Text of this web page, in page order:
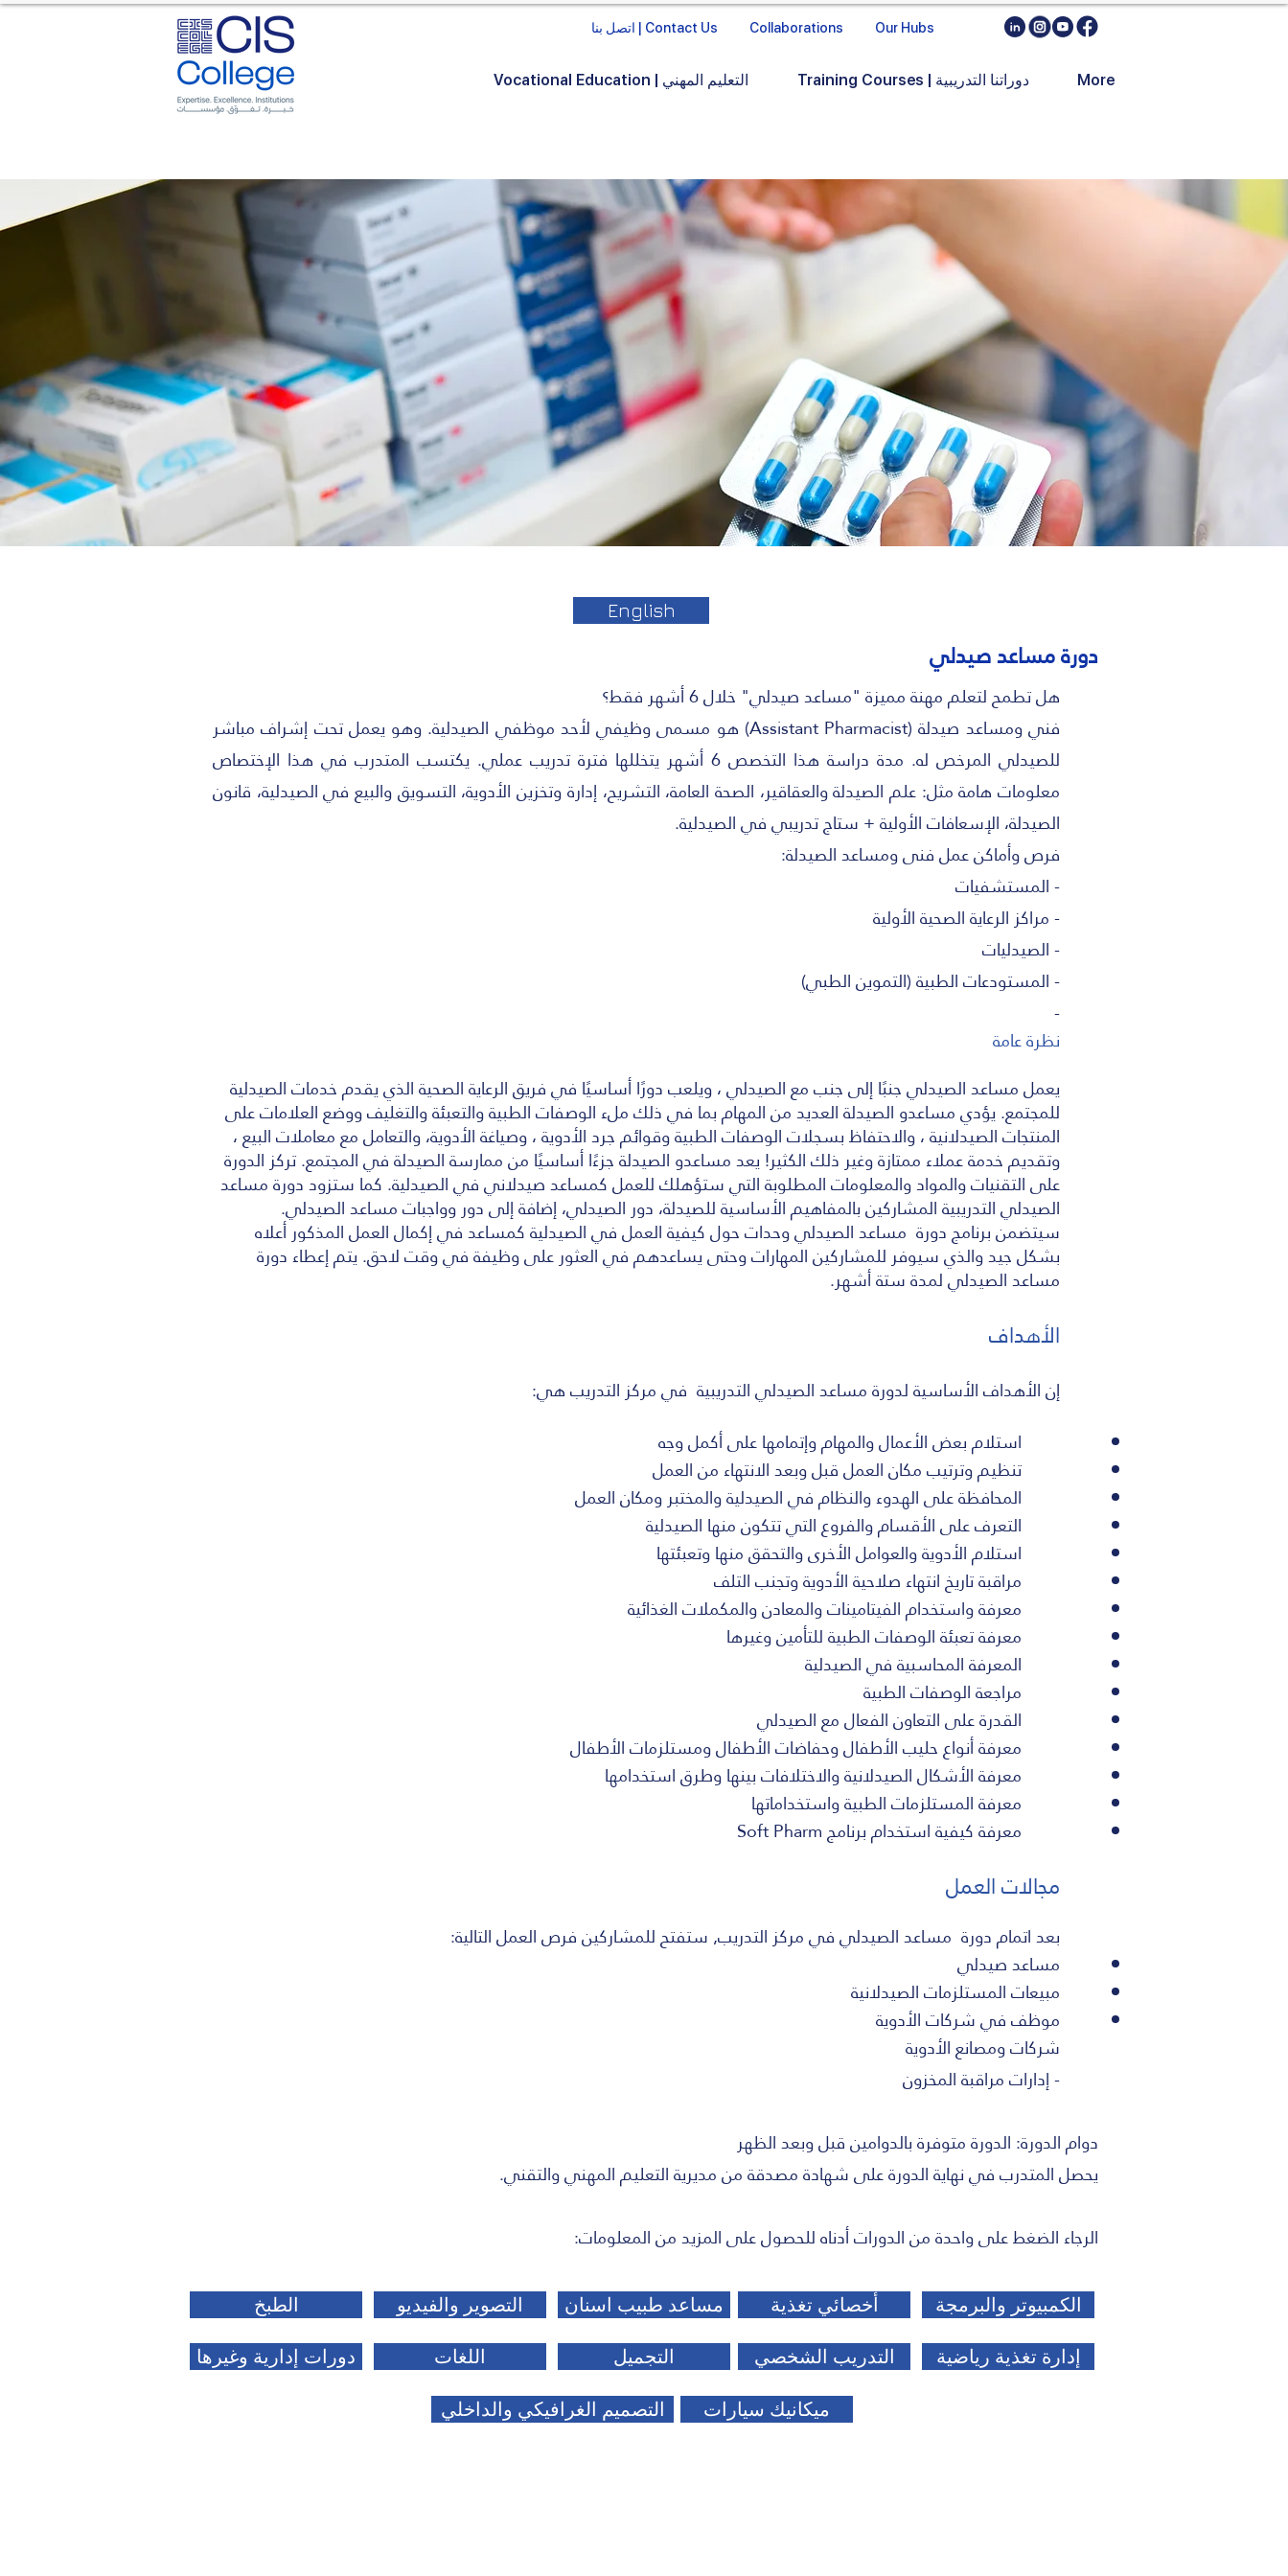
اتصل بنا | Contact Us Collaborations Our Hubs
Vocational Education | التعليم المهني Training Courses | دوراتنا التدريبية More
English
دورة مساعد صيدلي
هل تطمح لتعلم مهنة مميزة "مساعد صيدلي" خلال 6 أشهر فقط؟
فني ومساعد صيدلة (Assistant Pharmacist) هو مسمى وظيفي لأحد موظفي الصيدلية. وهو يعمل تحت إشراف مباشر
للصيدلي المرخص له. مدة دراسة هذا التخصص 6 أشهر يتخللها فترة تدريب عملي. يكتسب المتدرب في هذا الإختصاص
معلومات هامة مثل: علم الصيدلة والعقاقير، الصحة العامة، التشريح، إدارة وتخزين الأدوية، التسويق والبيع في الصيدلية، قانون
الصيدلة، الإسعافات الأولية + ستاج تدريبي في الصيدلية.
فرص وأماكن عمل فنى ومساعد الصيدلة:
- المستشفيات
- مراكز الرعاية الصحية الأولية
- الصيدليات
- المستودعات الطبية (التموين الطبي)
-
نظرة عامة
يعمل مساعد الصيدلي جنبًا إلى جنب مع الصيدلي ، ويلعب دورًا أساسيًا في فريق الرعاية الصحية الذي يقدم خدمات الصيدلية
للمجتمع. يؤدي مساعدو الصيدلة العديد من المهام بما في ذلك ملء الوصفات الطبية والتعبئة والتغليف ووضع العلامات على
المنتجات الصيدلانية ، والاحتفاظ بسجلات الوصفات الطبية وقوائم جرد الأدوية ، وصياغة الأدوية، والتعامل مع معاملات البيع ،
وتقديم خدمة عملاء ممتازة وغير ذلك الكثير! يعد مساعدو الصيدلة جزءًا أساسيًا من ممارسة الصيدلة في المجتمع. تركز الدورة
على التقنيات والمواد والمعلومات المطلوبة التي ستؤهلك للعمل كمساعد صيدلاني في الصيدلية. كما ستزود دورة مساعد
الصيدلي التدريبية المشاركين بالمفاهيم الأساسية للصيدلة، دور الصيدلي، إضافة إلى دور وواجبات مساعد الصيدلي.
سيتضمن برنامج دورة مساعد الصيدلي وحدات حول كيفية العمل في الصيدلية كمساعد في إكمال العمل المذكور أعلاه
بشكل جيد والذي سيوفر للمشاركين المهارات وحتى يساعدهم في العثور على وظيفة في وقت لاحق. يتم إعطاء دورة
مساعد الصيدلي لمدة ستة أشهر.
الأهداف
إن الأهداف الأساسية لدورة مساعد الصيدلي التدريبية في مركز التدريب هي:
استلام بعض الأعمال والمهام وإتمامها على أكمل وجه
تنظيم وترتيب مكان العمل قبل وبعد الانتهاء من العمل
المحافظة على الهدوء والنظام في الصيدلية والمختبر ومكان العمل
التعرف على الأقسام والفروع التي تتكون منها الصيدلية
استلام الأدوية والعوامل الأخرى والتحقق منها وتعبئتها
مراقبة تاريخ انتهاء صلاحية الأدوية وتجنب التلف
معرفة واستخدام الفيتامينات والمعادن والمكملات الغذائية
معرفة تعبئة الوصفات الطبية للتأمين وغيرها
المعرفة المحاسبية في الصيدلية
مراجعة الوصفات الطبية
القدرة على التعاون الفعال مع الصيدلي
معرفة أنواع حليب الأطفال وحفاضات الأطفال ومستلزمات الأطفال
معرفة الأشكال الصيدلانية والاختلافات بينها وطرق استخدامها
معرفة المستلزمات الطبية واستخداماتها
معرفة كيفية استخدام برنامج Soft Pharm
مجالات العمل
بعد اتمام دورة مساعد الصيدلي في مركز التدريب, ستفتح للمشاركين فرص العمل التالية:
مساعد صيدلي
مبيعات المستلزمات الصيدلانية
موظف في شركات الأدوية
شركات ومصانع الأدوية
- إدارات مراقبة المخزون
دوام الدورة: الدورة متوفرة بالدوامين قبل وبعد الظهر
يحصل المتدرب في نهاية الدورة على شهادة مصدقة من مديرية التعليم المهني والتقني.
الرجاء الضغط على واحدة من الدورات أدناه للحصول على المزيد من المعلومات:
الطبخ التصوير والفيديو مساعد طبيب اسنان أخصائي تغذية الكمبيوتر والبرمجة
دورات إدارية وغيرها اللغات التجميل التدريب الشخصي إدارة تغذية رياضية
التصميم الغرافيكي والداخلي ميكانيك سيارات